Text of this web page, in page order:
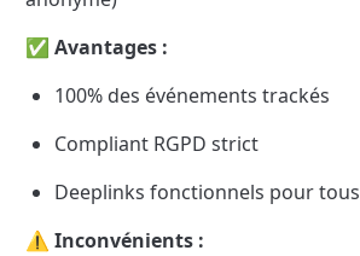
✅ Avantages :
100% des événements trackés
Compliant RGPD strict
Deeplinks fonctionnels pour tous
⚠️ Inconvénients :